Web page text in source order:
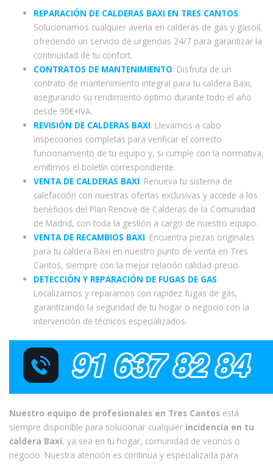
REPARACIÓN DE CALDERAS BAXI EN TRES CANTOS:
Solucionamos cualquier avería en calderas de gas y gasoil,
ofreciendo un servicio de urgencias 24/7 para garantizar la
continuidad de tu confort.
CONTRATOS DE MANTENIMIENTO: Disfruta de un
contrato de mantenimiento integral para tu caldera Baxi,
asegurando su rendimiento óptimo durante todo el año
desde 90€+IVA.
REVISIÓN DE CALDERAS BAXI: Llevamos a cabo
inspecciones completas para verificar el correcto
funcionamiento de tu equipo y, si cumple con la normativa,
emitimos el boletín correspondiente.
VENTA DE CALDERAS BAXI: Renueva tu sistema de
calefacción con nuestras ofertas exclusivas y accede a los
beneficios del Plan Renove de Calderas de la Comunidad
de Madrid, con toda la gestión a cargo de nuestro equipo.
VENTA DE RECAMBIOS BAXI: Encuentra piezas originales
para tu caldera Baxi en nuestro punto de venta en Tres
Cantos, siempre con la mejor relación calidad-precio.
DETECCIÓN Y REPARACIÓN DE FUGAS DE GAS:
Localizamos y reparamos con rapidez fugas de gas,
garantizando la seguridad de tu hogar o negocio con la
intervención de técnicos especializados.
Nuestro equipo de profesionales en Tres Cantos está
siempre disponible para solucionar cualquier incidencia en tu
caldera Baxi, ya sea en tu hogar, comunidad de vecinos o
negocio. Nuestra atención es continua y especializada para